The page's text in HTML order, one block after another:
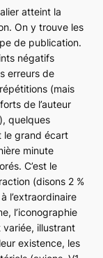
atteint la
On y trouve les
de publication.
négatifs
erreurs de
(mais
de l’auteur
quelques
le grand écart
minute
C’est le
(disons 2 %
l’extraordinaire
l’iconographie
illustrant
existence, les